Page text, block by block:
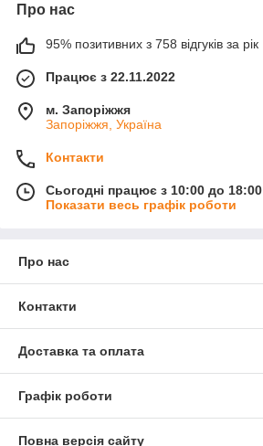
Про нас
95% позитивних з 758 відгуків за рік
Працює з 22.11.2022
м. Запоріжжя
Запоріжжя, Україна
Контакти
Сьогодні працює з 10:00 до 18:00
Показати весь графік роботи
Про нас
Контакти
Доставка та оплата
Графік роботи
Повна версія сайту